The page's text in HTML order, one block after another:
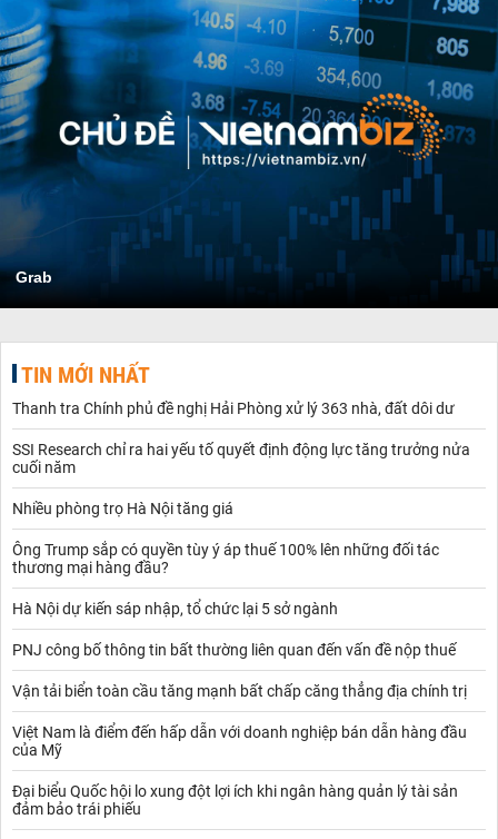
Grab
TIN MỚI NHẤT
Thanh tra Chính phủ đề nghị Hải Phòng xử lý 363 nhà, đất dôi dư
SSI Research chỉ ra hai yếu tố quyết định động lực tăng trưởng nửa
cuối năm
Nhiều phòng trọ Hà Nội tăng giá
Ông Trump sắp có quyền tùy ý áp thuế 100% lên những đối tác
thương mại hàng đầu?
Hà Nội dự kiến sáp nhập, tổ chức lại 5 sở ngành
PNJ công bố thông tin bất thường liên quan đến vấn đề nộp thuế
Vận tải biển toàn cầu tăng mạnh bất chấp căng thẳng địa chính trị
Việt Nam là điểm đến hấp dẫn với doanh nghiệp bán dẫn hàng đầu
của Mỹ
Đại biểu Quốc hội lo xung đột lợi ích khi ngân hàng quản lý tài sản
đảm bảo trái phiếu